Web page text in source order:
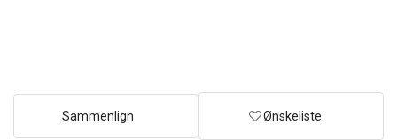
Sammenlign Ønskeliste